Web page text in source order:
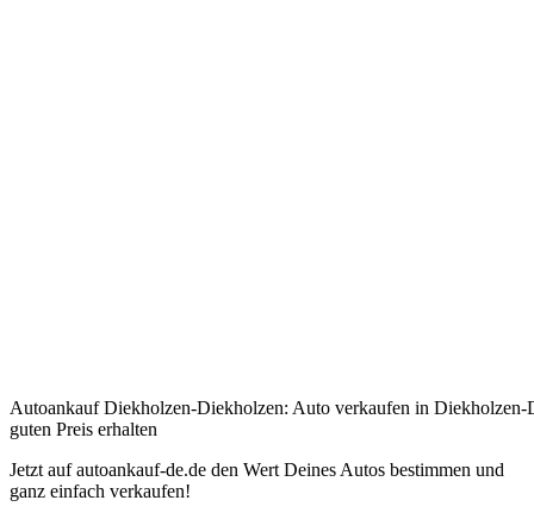
Autoankauf Diekholzen-Diekholzen: Auto verkaufen in Diekholzen-
guten Preis erhalten
Jetzt auf autoankauf-de.de den Wert Deines Autos bestimmen und
ganz einfach verkaufen!